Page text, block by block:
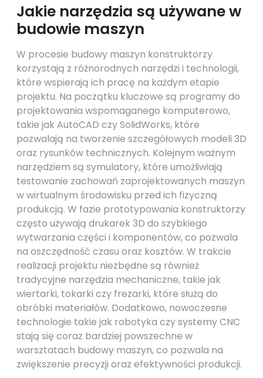
Jakie narzędzia są używane w
budowie maszyn
W procesie budowy maszyn konstruktorzy
korzystają z różnorodnych narzędzi i technologii,
które wspierają ich pracę na każdym etapie
projektu. Na początku kluczowe są programy do
projektowania wspomaganego komputerowo,
takie jak AutoCAD czy SolidWorks, które
pozwalają na tworzenie szczegółowych modeli 3D
oraz rysunków technicznych. Kolejnym ważnym
narzędziem są symulatory, które umożliwiają
testowanie zachowań zaprojektowanych maszyn
w wirtualnym środowisku przed ich fizyczną
produkcją. W fazie prototypowania konstruktorzy
często używają drukarek 3D do szybkiego
wytwarzania części i komponentów, co pozwala
na oszczędność czasu oraz kosztów. W trakcie
realizacji projektu niezbędne są również
tradycyjne narzędzia mechaniczne, takie jak
wiertarki, tokarki czy frezarki, które służą do
obróbki materiałów. Dodatkowo, nowoczesne
technologie takie jak robotyka czy systemy CNC
stają się coraz bardziej powszechne w
warsztatach budowy maszyn, co pozwala na
zwiększenie precyzji oraz efektywności produkcji.